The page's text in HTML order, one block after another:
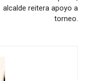
alcalde reitera apoyo a
torneo.